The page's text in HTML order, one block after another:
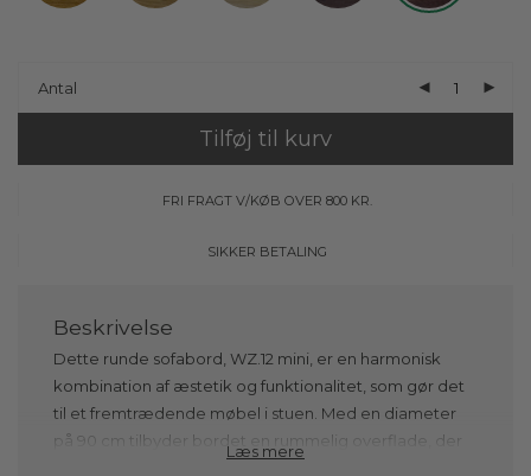
Antal
Tilføj til kurv
FRI FRAGT V/KØB OVER 800 KR.
SIKKER BETALING
Dette runde sofabord, WZ.12 mini, er en harmonisk
kombination af æstetik og funktionalitet, som gør det
til et fremtrædende møbel i stuen. Med en diameter
på 90 cm tilbyder bordet en rummelig overflade, der
Læs mere